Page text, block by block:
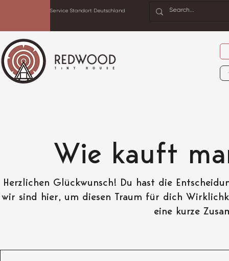
Service Standort Deutschland
Wie kauft
Herzlichen Glückwunsch! Du hast die
wir sind hier, um diesen Traum für dich
eine kurze